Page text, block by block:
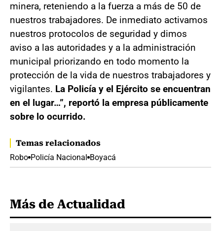
minera, reteniendo a la fuerza a más de 50 de
nuestros trabajadores. De inmediato activamos
nuestros protocolos de seguridad y dimos
aviso a las autoridades y a la administración
municipal priorizando en todo momento la
protección de la vida de nuestros trabajadores y
vigilantes. La Policía y el Ejército se encuentran
en el lugar…”, reportó la empresa públicamente
sobre lo ocurrido.
Temas relacionados
Robo Policía Nacional Boyacá
Más de Actualidad